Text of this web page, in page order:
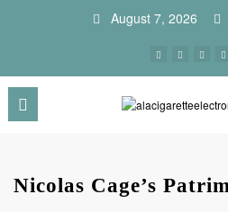
August 7, 2026
Nicolas Cage’s